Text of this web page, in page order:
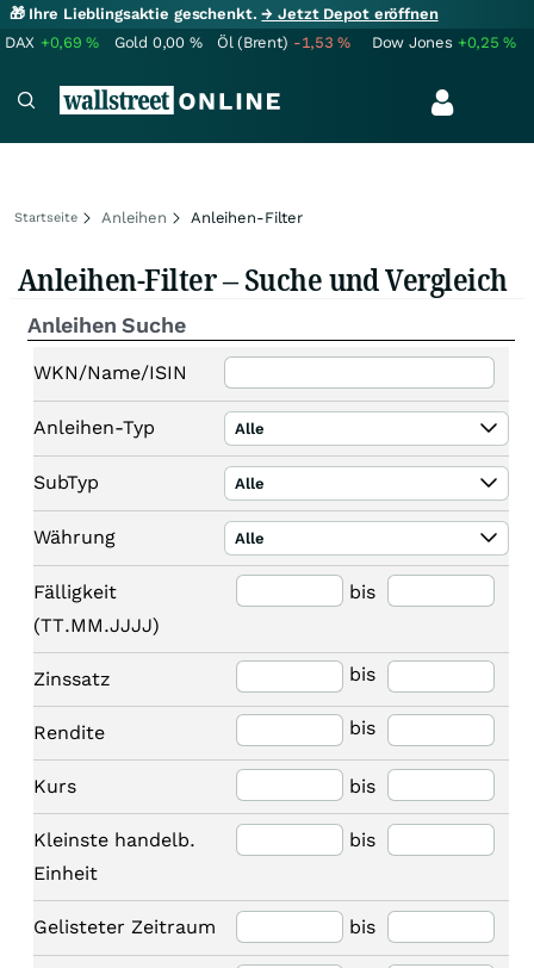
🎁 Ihre Lieblingsaktie geschenkt.→ Jetzt Depot eröffnen
DAX +0,69% Gold 0,00 % Öl (Brent) -1,53% Dow Jones +0,25%
Startseite Anleihen Anleihen-Filter
Anleihen-Filter – Suche und Vergleich
Anleihen Suche
WKN/Name/ISIN
Anleihen-Typ Alle
SubTyp Alle
Währung Alle
Fälligkeit
(TT.MM.JJJJ)
bis
Zinssatz bis
Rendite bis
Kurs bis
Kleinste handelb.
Einheit
bis
Gelisteter Zeitraum bis